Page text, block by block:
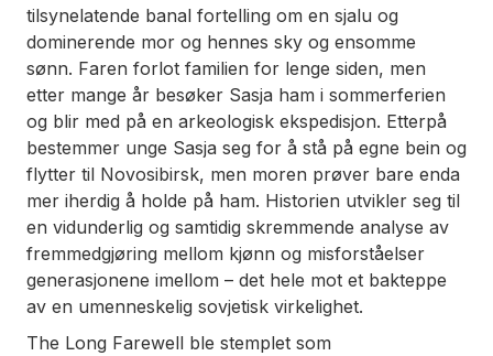
tilsynelatende banal fortelling om en sjalu og
dominerende mor og hennes sky og ensomme
sønn. Faren forlot familien for lenge siden, men
etter mange år besøker Sasja ham i sommerferien
og blir med på en arkeologisk ekspedisjon. Etterpå
bestemmer unge Sasja seg for å stå på egne bein og
flytter til Novosibirsk, men moren prøver bare enda
mer iherdig å holde på ham. Historien utvikler seg til
en vidunderlig og samtidig skremmende analyse av
fremmedgjøring mellom kjønn og misforståelser
generasjonene imellom – det hele mot et bakteppe
av en umenneskelig sovjetisk virkelighet.
The Long Farewell ble stemplet som